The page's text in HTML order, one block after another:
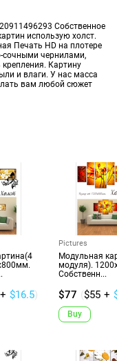
Собственное
использую холст.
Печать HD на плотере
сочными чернилами,
Картину
и влаги. У нас масса
вам любой сюжет
+ $16.5)
Pictures
Модульная
модуля).
Собственн...
$77 ($55 +
Buy